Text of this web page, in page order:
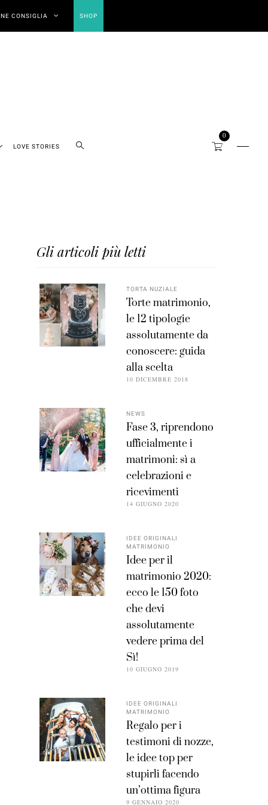
CONSIGLIA SHOP
LOVE STORIES
0
Gli articoli più letti
TORTA NUZIALE
Torte matrimonio,
le 12 tipologie
assolutamente da
conoscere: guida
alla scelta
10 DICEMBRE 2018
NEWS
Fase 3, riprendono
ufficialmente i
matrimoni: sì a
celebrazioni e
ricevimenti
14 GIUGNO 2020
IDEE ORIGINALI
MATRIMONIO
Idee per il
matrimonio 2020:
ecco le 150 foto
che devi
assolutamente
vedere prima del
Sì!
10 GIUGNO 2019
IDEE ORIGINALI
MATRIMONIO
Regalo per i
testimoni di nozze,
le idee top per
stupirli facendo
un’ottima figura
9 GENNAIO 2020